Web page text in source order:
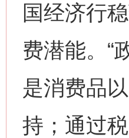
国经济行
费潜能。“
是消费品
持；通过